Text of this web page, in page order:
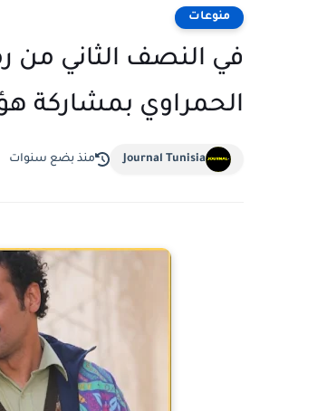
منوعات
في النصف الثاني
الحمراوي بمشاركة
Journal Tunisia منذ بضع سنوات